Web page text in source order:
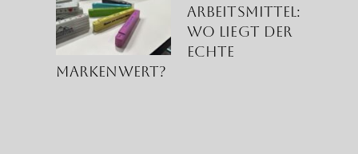
Arbeitsmittel:
Wo liegt der
echte
Markenwert?